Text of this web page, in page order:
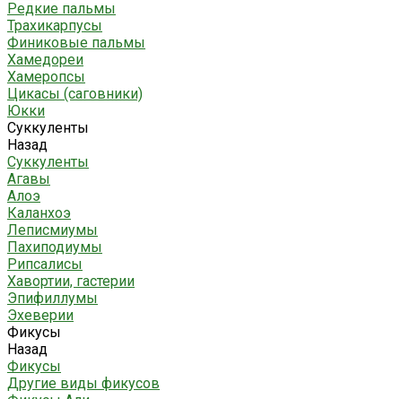
Редкие пальмы
Трахикарпусы
Финиковые пальмы
Хамедореи
Хамеропсы
Цикасы (саговники)
Юкки
Суккуленты
Назад
Суккуленты
Агавы
Алоэ
Каланхоэ
Леписмиумы
Пахиподиумы
Рипсалисы
Хавортии, гастерии
Эпифиллумы
Эхеверии
Фикусы
Назад
Фикусы
Другие виды фикусов